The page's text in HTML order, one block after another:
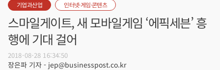
기업과산업 인터넷·게임·콘텐츠
스마일게이트, 새 모바일게임 ‘에픽세븐’ 흥
행에 기대 걸어
2018-08-28 16:34:50
장은파 기자 - jep@businesspost.co.kr